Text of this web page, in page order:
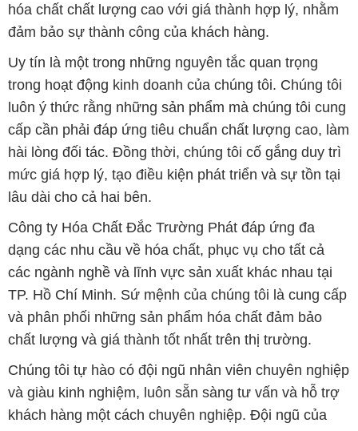
hóa chất chất lượng cao với giá thành hợp lý, nhằm
đảm bảo sự thành công của khách hàng.
Uy tín là một trong những nguyên tắc quan trọng
trong hoạt động kinh doanh của chúng tôi. Chúng tôi
luôn ý thức rằng những sản phẩm mà chúng tôi cung
cấp cần phải đáp ứng tiêu chuẩn chất lượng cao, làm
hài lòng đối tác. Đồng thời, chúng tôi cố gắng duy trì
mức giá hợp lý, tạo điều kiện phát triển và sự tồn tại
lâu dài cho cả hai bên.
Công ty Hóa Chất Đắc Trường Phát đáp ứng đa
dạng các nhu cầu về hóa chất, phục vụ cho tất cả
các ngành nghề và lĩnh vực sản xuất khác nhau tại
TP. Hồ Chí Minh. Sứ mệnh của chúng tôi là cung cấp
và phân phối những sản phẩm hóa chất đảm bảo
chất lượng và giá thành tốt nhất trên thị trường.
Chúng tôi tự hào có đội ngũ nhân viên chuyên nghiệp
và giàu kinh nghiệm, luôn sẵn sàng tư vấn và hỗ trợ
khách hàng một cách chuyên nghiệp. Đội ngũ của